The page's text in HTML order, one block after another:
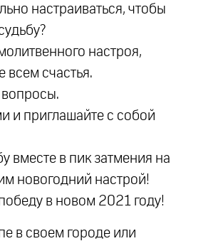
настраиваться, чтобы
настроя,
всем счастья.
и приглашайте с собой
вместе в пик затмения на
новогодний настрой!
в новом 2021 году!
в своем городе или